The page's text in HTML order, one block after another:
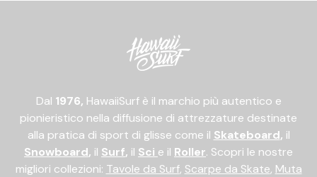
Dal 1976, HawaiiSurf è il marchio più autentico e
pionieristico nella diffusione di attrezzature destinate
alla pratica di sport di glisse come il Skateboard, il
Snowboard, il Surf, il Sci e il Roller. Scopri le nostre
migliori collezioni: Tavole da Surf, Scarpe da Skate, Muta